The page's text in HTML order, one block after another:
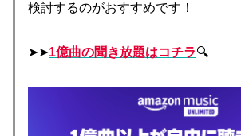
検討するのがおすすめです！
➤➤1億曲の聞き放題はコチラ🔍